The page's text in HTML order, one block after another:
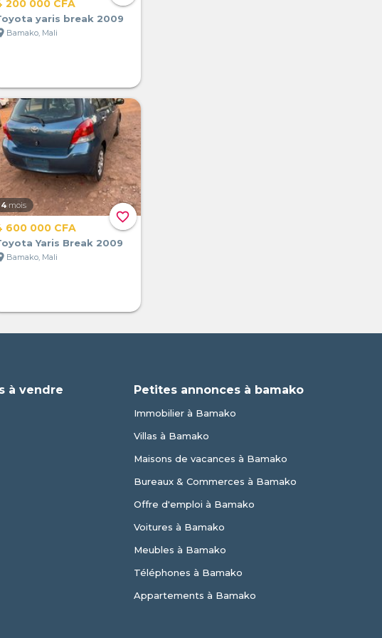
200 000 CFA
yaris break 2009
Bamako, Mali
favorite_border
4 mois
600 000 CFA
Yaris Break 2009
Bamako, Mali
à vendre Petites annonces à bamako
Immobilier à Bamako
Villas à Bamako
Maisons de vacances à Bamako
Bureaux & Commerces à Bamako
Offre d'emploi à Bamako
Voitures à Bamako
Meubles à Bamako
Téléphones à Bamako
Appartements à Bamako